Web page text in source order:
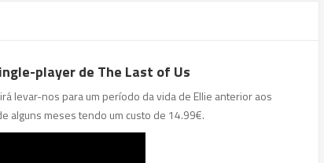
player de The Last of Us
levar-nos para um período da vida de Ellie anterior aos
alguns meses tendo um custo de 14.99€.